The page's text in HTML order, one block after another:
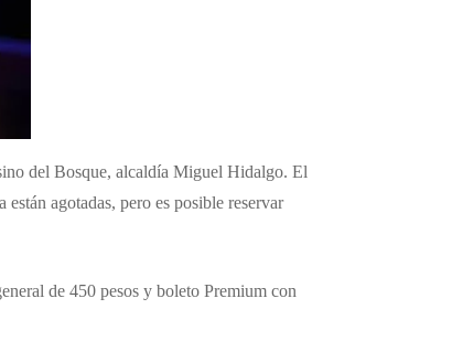
del Bosque, alcaldía Miguel Hidalgo. El
agotadas, pero es posible reservar
de 450 pesos y boleto Premium con